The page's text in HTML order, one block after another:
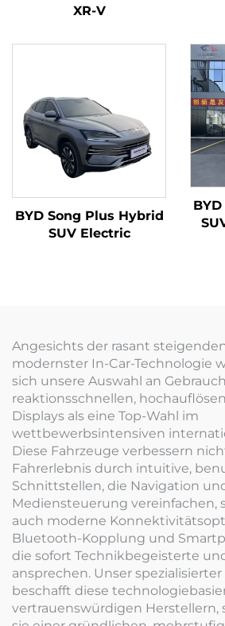
XR-V
BYD Song Plus Hybrid
SUV Electric
Angesichts der rasant
modernster In-Car-Technologie
sich unsere Auswahl an
reaktionsschnellen,
Displays als eine Top-Wahl im
wettbewerbsintensiven
Diese Fahrzeuge verbessern
Fahrerlebnis durch intuitive,
Schnittstellen, die Navigation
Mediensteuerung vereinfachen,
auch moderne
Bluetooth-Kopplung und
die sofort Technikbegeisterte
ansprechen. Unser
beschafft diese
vertrauenswürdigen Herstellern,